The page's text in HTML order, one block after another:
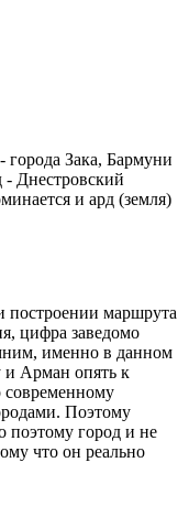
города Зака, Бармуни
- Днестровский
и ард (земля)
построении маршрута
цифра заведомо
именно в данном
и Арман опять к
современному
Поэтому
поэтому город и не
что он реально